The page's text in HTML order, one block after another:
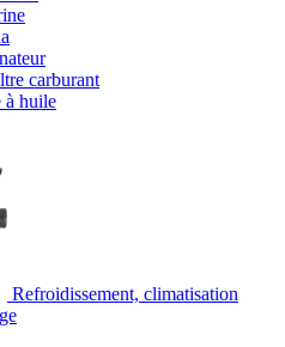
carburant
à huile
Refroidissement, climatisation